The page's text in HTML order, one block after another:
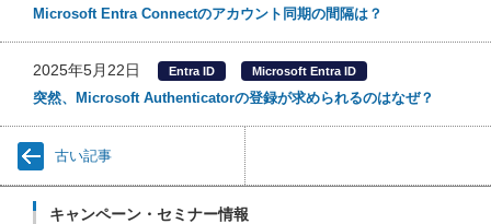
Microsoft Entra Connectのアカウント同期の間隔は？
2025年5月22日 Entra ID Microsoft Entra ID
突然、Microsoft Authenticatorの登録が求められるのはなぜ？
古い記事
キャンペーン・セミナー情報